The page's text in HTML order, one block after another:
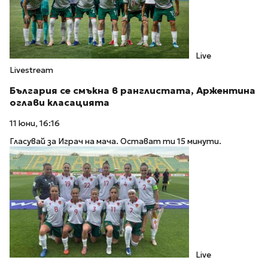
Live
Livestream
България се смъкна в ранглистата, Аржентина
оглави класацията
11 юни, 16:16
Гласувай за Играч на мача. Остават ти 15 минути.
Live